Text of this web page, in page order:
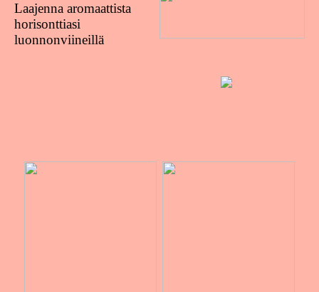
Laajenna aromaattista
horisonttiasi
luonnonviineillä